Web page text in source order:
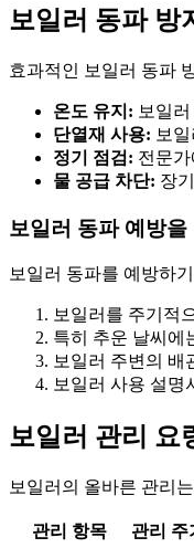
보일러 동파 방
효과적인 보일러 동파
온도 유지: 보일
단열재 사용: 보
정기 점검: 전문
물 공급 차단: 장
보일러 동파 예방을
보일러 동파를 예방하
보일러를 주기적
특히 추운 날씨에
보일러 주변의 배
보일러 사용 설명
보일러 관리 요
보일러의 올바른 관리
관리 항목 관리 주